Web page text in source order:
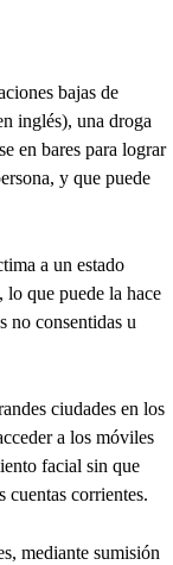
bajas de
inglés), una droga
en bares para lograr
y que puede
a un estado
, lo que puede la hace
no consentidas u
ciudades en los
a los móviles
facial sin que
cuentas corrientes.
mediante sumisión